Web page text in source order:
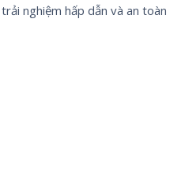
nghiệm hấp dẫn và an toàn